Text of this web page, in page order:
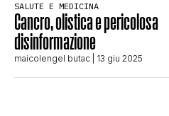
STORIA E CITAZIONI
INTRATTENIMENTO
SALUTE E MEDICINA
Cancro, olistica e pericolosa
disinformazione
maicolengel butac | 13 giu 2025